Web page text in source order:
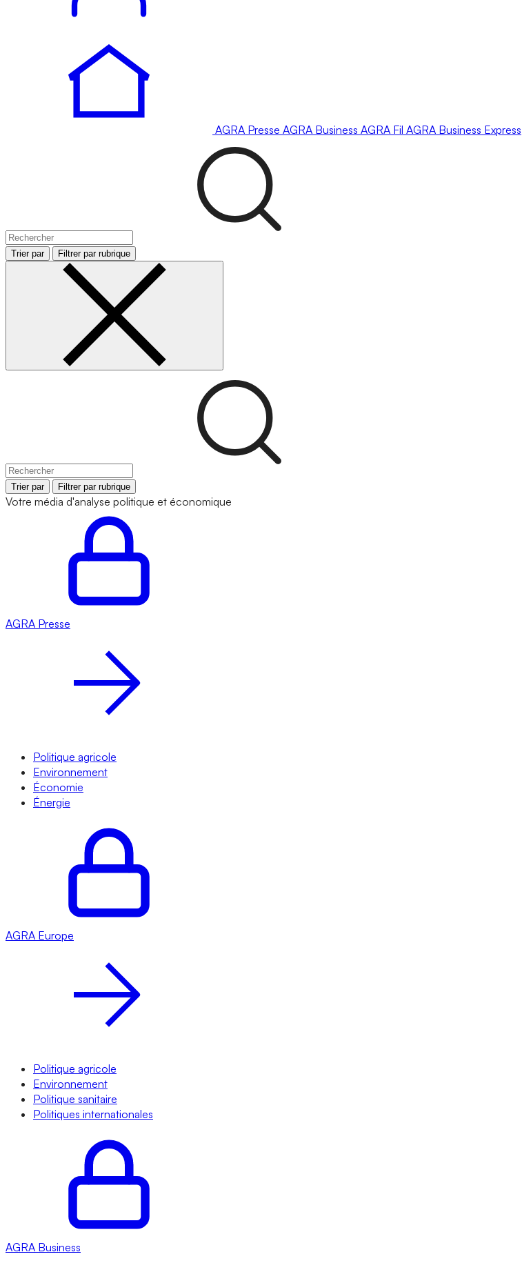
AGRA Presse AGRA Business AGRA Fil AGRA Business Express
Trier par Filtrer par rubrique
Trier par Filtrer par rubrique
Votre média d'analyse politique et économique
AGRA Presse
Politique agricole
Environnement
Économie
Énergie
AGRA Europe
Politique agricole
Environnement
Politique sanitaire
Politiques internationales
AGRA Business